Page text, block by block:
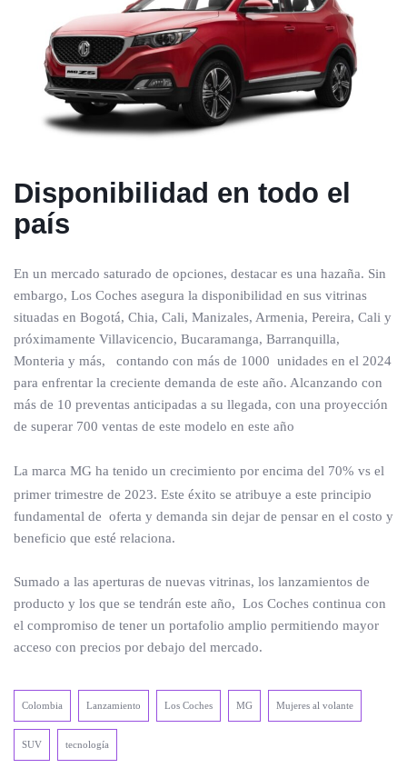
Disponibilidad en todo el
país
En un mercado saturado de opciones, destacar es una hazaña. Sin
embargo, Los Coches asegura la disponibilidad en sus vitrinas
situadas en Bogotá, Chia, Cali, Manizales, Armenia, Pereira, Cali y
próximamente Villavicencio, Bucaramanga, Barranquilla,
Monteria y más, contando con más de 1000 unidades en el 2024
para enfrentar la creciente demanda de este año. Alcanzando con
más de 10 preventas anticipadas a su llegada, con una proyección
de superar 700 ventas de este modelo en este año
La marca MG ha tenido un crecimiento por encima del 70% vs el
primer trimestre de 2023. Este éxito se atribuye a este principio
fundamental de oferta y demanda sin dejar de pensar en el costo y
beneficio que esté relaciona.
Sumado a las aperturas de nuevas vitrinas, los lanzamientos de
producto y los que se tendrán este año, Los Coches continua con
el compromiso de tener un portafolio amplio permitiendo mayor
acceso con precios por debajo del mercado.
Colombia Lanzamiento Los Coches MG Mujeres al volante
SUV tecnología